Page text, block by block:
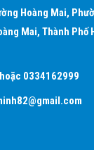
dòng
1 giờ, tạo bầu
Hoàng Mai,
Mai, Thành Phố
hoặc 0334162999